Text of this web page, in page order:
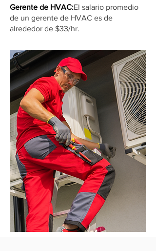
Gerente de HVAC:El salario promedio
de un gerente de HVAC es de
alrededor de $33/hr.